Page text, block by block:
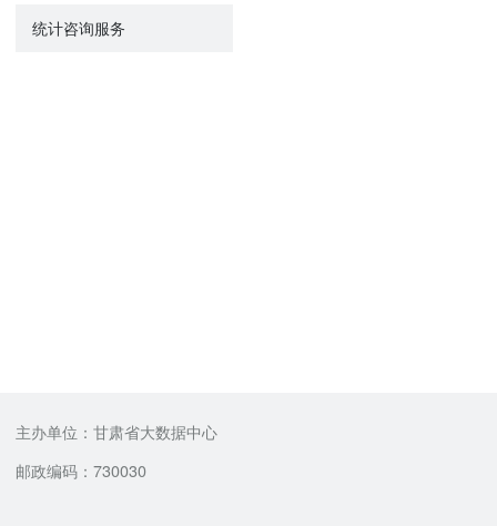
统计咨询服务
主办单位：甘肃省大数据中心
邮政编码：730030